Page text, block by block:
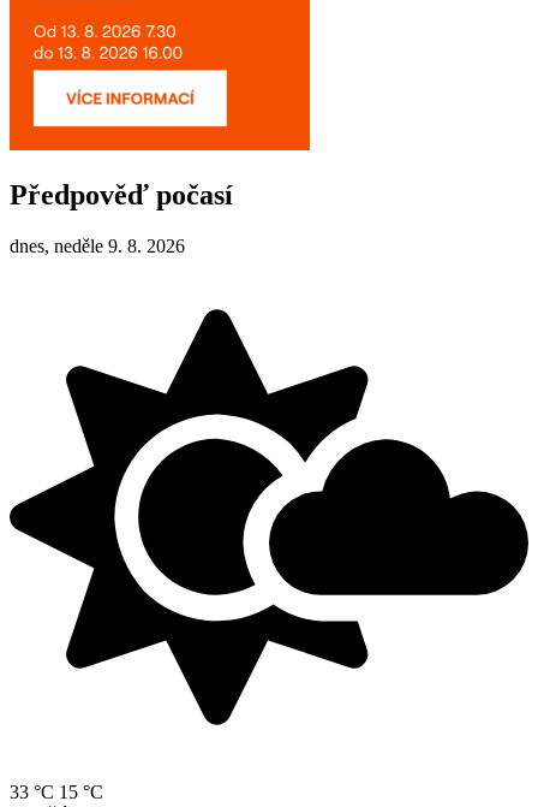
Předpověď počasí
dnes, neděle 9. 8. 2026
33 °C 15 °C